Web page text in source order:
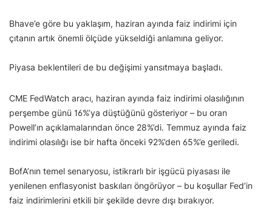
Bhave’e göre bu yaklaşım, haziran ayında faiz indirimi için
çıtanın artık önemli ölçüde yükseldiği anlamına geliyor.
Piyasa beklentileri de bu değişimi yansıtmaya başladı.
CME FedWatch aracı, haziran ayında faiz indirimi olasılığının
perşembe günü 16%’ya düştüğünü gösteriyor – bu oran
Powell’ın açıklamalarından önce 28%’di. Temmuz ayında faiz
indirimi olasılığı ise bir hafta önceki 92%’den 65%’e geriledi.
BofA’nın temel senaryosu, istikrarlı bir işgücü piyasası ile
yenilenen enflasyonist baskıları öngörüyor – bu koşullar Fed’in
faiz indirimlerini etkili bir şekilde devre dışı bırakıyor.